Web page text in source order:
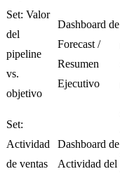
Set: Valor
del
pipeline
vs.
objetivo
Dashboard de
Forecast /
Resumen
Ejecutivo
Set:
Actividad
de ventas
Dashboard de
Actividad del